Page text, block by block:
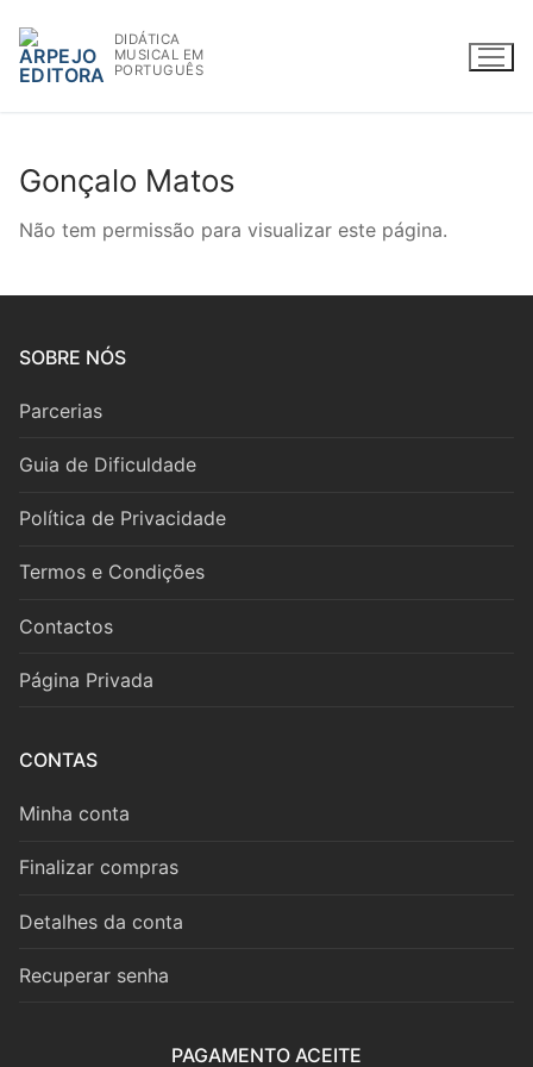
para
conteúdo
DIDÁTICA
MUSICAL EM
PORTUGUÊS
WWW.ARPEJOEDITORA.PT | INFO@ARPEJOEDITORA.PT
Partituras
Madeiras
Trompa
Trompete
Trombone
Eufónio
Tuba
Gonçalo Matos
Não tem permissão para visualizar este página.
SOBRE NÓS
Parcerias
Guia de Dificuldade
Política de Privacidade
Termos e Condições
Contactos
Página Privada
CONTAS
Minha conta
Finalizar compras
Detalhes da conta
Recuperar senha
PAGAMENTO ACEITE